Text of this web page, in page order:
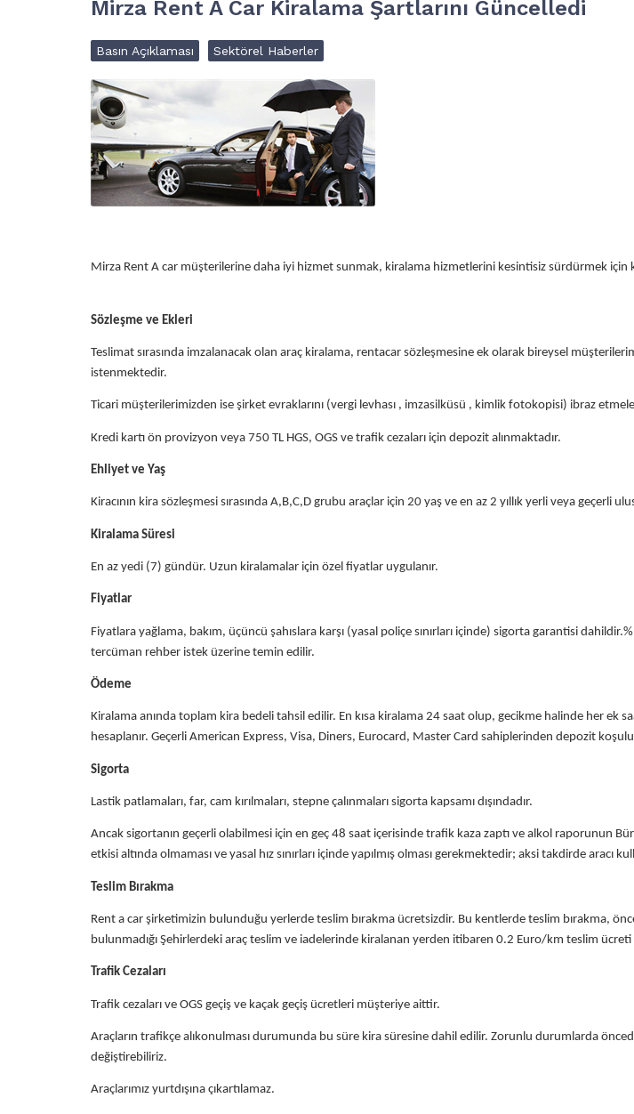
Mirza Rent A Car Kiralama Şartlarını Güncelledi
Basın Açıklaması Sektörel Haberler
Mirza Rent A car müşterilerine daha iyi hizmet sunmak, kiralama hizmetlerini kesintisiz sürdürmek için
Sözleşme ve Ekleri
Teslimat sırasında imzalanacak olan araç kiralama, rentacar sözleşmesine ek olarak bireysel
istenmektedir.
Ticari müşterilerimizden ise şirket evraklarını (vergi levhası , imzasilküsü , kimlik fotokopisi) ibraz
Kredi kartı ön provizyon veya 750 TL HGS, OGS ve trafik cezaları için depozit alınmaktadır.
Ehliyet ve Yaş
Kiracının kira sözleşmesi sırasında A,B,C,D grubu araçlar için 20 yaş ve en az 2 yıllık yerli veya geçerli
Kiralama Süresi
En az yedi (7) gündür. Uzun kiralamalar için özel fiyatlar uygulanır.
Fiyatlar
Fiyatlara yağlama, bakım, üçüncü şahıslara karşı (yasal poliçe sınırları içinde) sigorta garantisi
tercüman rehber istek üzerine temin edilir.
Ödeme
Kiralama anında toplam kira bedeli tahsil edilir. En kısa kiralama 24 saat olup, gecikme halinde her ek
hesaplanır. Geçerli American Express, Visa, Diners, Eurocard, Master Card sahiplerinden depozit
Sigorta
Lastik patlamaları, far, cam kırılmaları, stepne çalınmaları sigorta kapsamı dışındadır.
Ancak sigortanın geçerli olabilmesi için en geç 48 saat içerisinde trafik kaza zaptı ve alkol raporunun
etkisi altında olmaması ve yasal hız sınırları içinde yapılmış olması gerekmektedir; aksi takdirde
Teslim Bırakma
Rent a car şirketimizin bulunduğu yerlerde teslim bırakma ücretsizdir. Bu kentlerde teslim bırakma,
bulunmadığı Şehirlerdeki araç teslim ve iadelerinde kiralanan yerden itibaren 0.2 Euro/km teslim ücreti
Trafik Cezaları
Trafik cezaları ve OGS geçiş ve kaçak geçiş ücretleri müşteriye aittir.
Araçların trafikçe alıkonulması durumunda bu süre kira süresine dahil edilir. Zorunlu durumlarda
değiştirebiliriz.
Araçlarımız yurtdışına çıkartılamaz.